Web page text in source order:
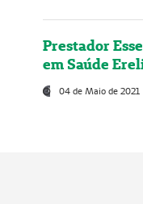
Prestador
em Saúde
04 de Maio de 2021